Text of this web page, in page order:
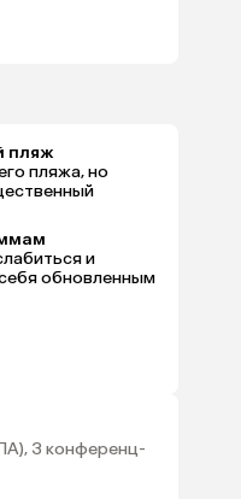
пляж
пляжа, но
и
обновленным
3 конференц-